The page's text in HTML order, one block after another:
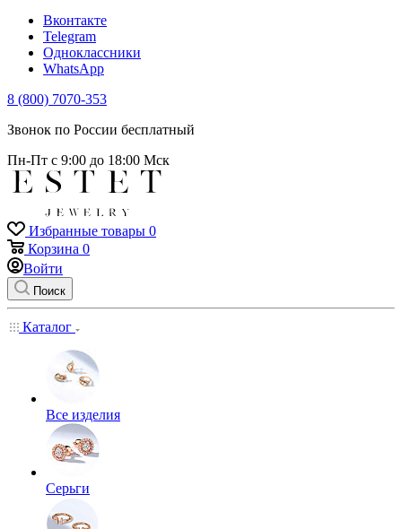
Вконтакте
Telegram
Одноклассники
WhatsApp
8 (800) 7070-353
Звонок по России бесплатный
Пн-Пт с 9:00 до 18:00 Мск
Избранные товары 0
Корзина 0
Войти
Поиск
Каталог
Все изделия
Серьги